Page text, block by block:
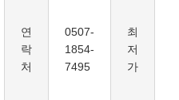
연
락
처
0507-
1854-
7495
최
저
가